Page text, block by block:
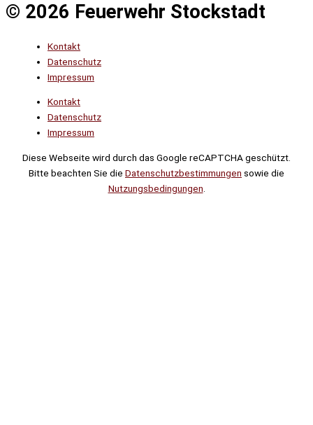
© 2026 Feuerwehr Stockstadt
Kontakt
Datenschutz
Impressum
Kontakt
Datenschutz
Impressum
Diese Webseite wird durch das Google reCAPTCHA geschützt.
Bitte beachten Sie die Datenschutzbestimmungen sowie die
Nutzungsbedingungen